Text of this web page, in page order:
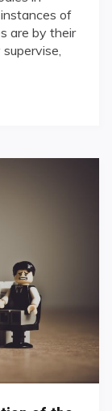
of
are by their
and control and